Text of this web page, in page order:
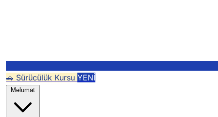
🚗 Sürücülük Kursu YENİ
Məlumat